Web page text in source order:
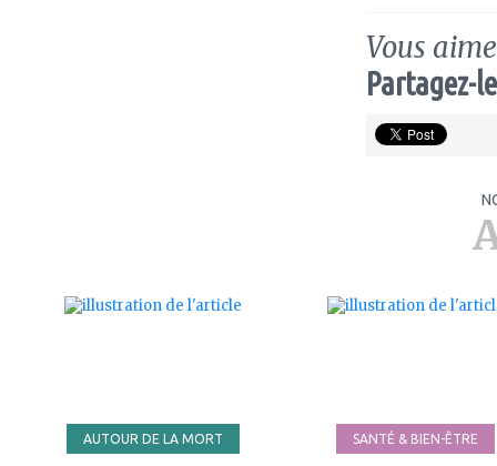
Vous
Partagez-
AUTOUR DE LA MORT SANTÉ & BIEN-ÊTRE